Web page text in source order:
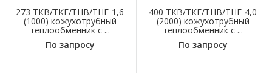
273 ТКВ/ТКГ/ТНВ/ТНГ-1,6
(1000) кожухотрубный
теплообменник с ...
По запросу
400 ТКВ/ТКГ/ТНВ/ТНГ-4,0
(2000) кожухотрубный
теплообменник с ...
По запросу